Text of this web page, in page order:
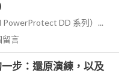
DD 系列）...
留言
步：還原演練，以及